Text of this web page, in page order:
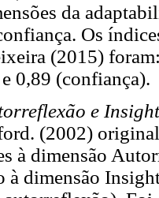
da
Os
(2015)
0,89 (confiança).
e Insight
(2002)
à dimensão
à dimensão